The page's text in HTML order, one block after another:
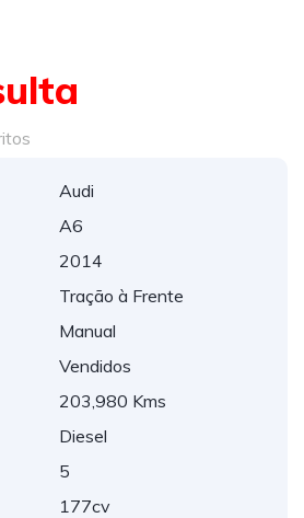
Audi
A6
2014
Tração à Frente
Manual
Vendidos
203,980 Kms
Diesel
5
177cv